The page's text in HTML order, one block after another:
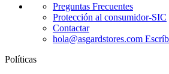
Preguntas Frecuentes
Protección al consumidor-SIC
Contactar
hola@asgardstores.com
Políticas